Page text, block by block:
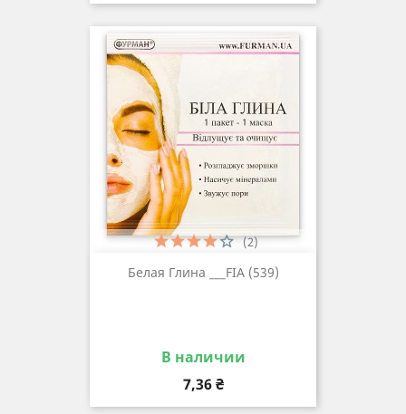
Белая Глина ___FIA (539)
В наличии
Цена
7,36 ₴
(2)